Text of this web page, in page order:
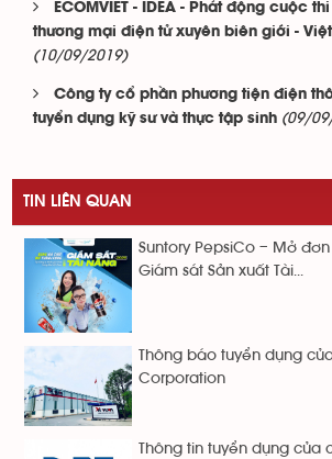
ECOMVIET - IDEA - Phát động cuộc
thương mại điện tử xuyên biên giới -
(10/09/2019)
Công ty cổ phần phương tiện điện
tuyển dụng kỹ sư và thực tập sinh (09/
TIN LIÊN QUAN
Suntory PepsiCo – Mở
Giám sát Sản xuất Tài...
Thông báo tuyển dụng
Corporation
Thông tin tuyển dụng của